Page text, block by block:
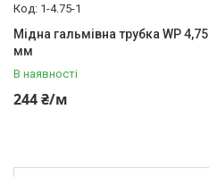
трубок
WP Гальмівна трубка
4,75
WP Наконечники під трубку
1-4.75-1
Мідна гальмівна трубка WP 4,75
мм
В наявності
244 ₴/м